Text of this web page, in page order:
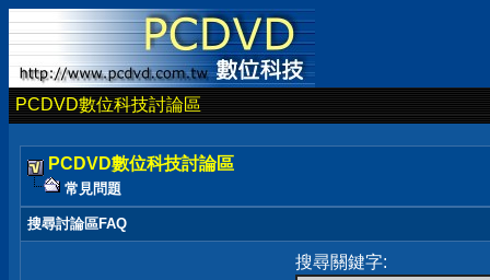
PCDVD數位科技討論區
PCDVD數位科技討論區
常見問題
搜尋討論區FAQ
搜尋關鍵字: